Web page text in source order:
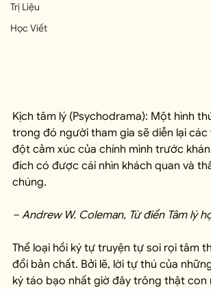
Trị Liệu
Học Viết
Kịch tâm lý (Psychodrama): Một hình
trong đó người tham gia sẽ diễn lại các
đột cảm xúc của chính mình trước
đích có được cái nhìn khách quan và
chúng.
– Andrew W. Coleman, Từ điển Tâm lý
Thể loại hồi ký tự truyện tự soi rọi tâm
đổi bản chất. Bởi lẽ, lời tự thú của
ký táo bạo nhất giờ đây trông thật con